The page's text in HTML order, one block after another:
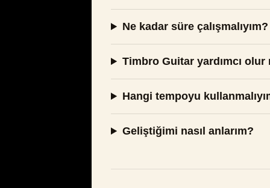
Ne kadar süre çalışmalıyım?
Timbro Guitar yardımcı olur
Hangi tempoyu
Geliştiğimi nasıl anlarım?